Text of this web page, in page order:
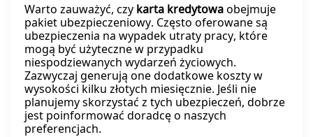
Warto zauważyć, czy karta kredytowaobejmuje
pakiet ubezpieczeniowy. Często oferowane są
ubezpieczenia na wypadek utraty pracy, które
mogą być użyteczne w przypadku
niespodziewanych wydarzeń życiowych.
Zazwyczaj generują one dodatkowe koszty w
wysokości kilku złotych miesięcznie. Jeśli nie
planujemy skorzystać z tych ubezpieczeń, dobrze
jest poinformować doradcę o naszych
preferencjach.